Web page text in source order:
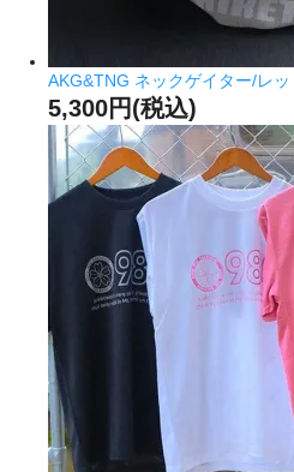
AKG&TNG ネックゲイター/レ
5,300円(税込)